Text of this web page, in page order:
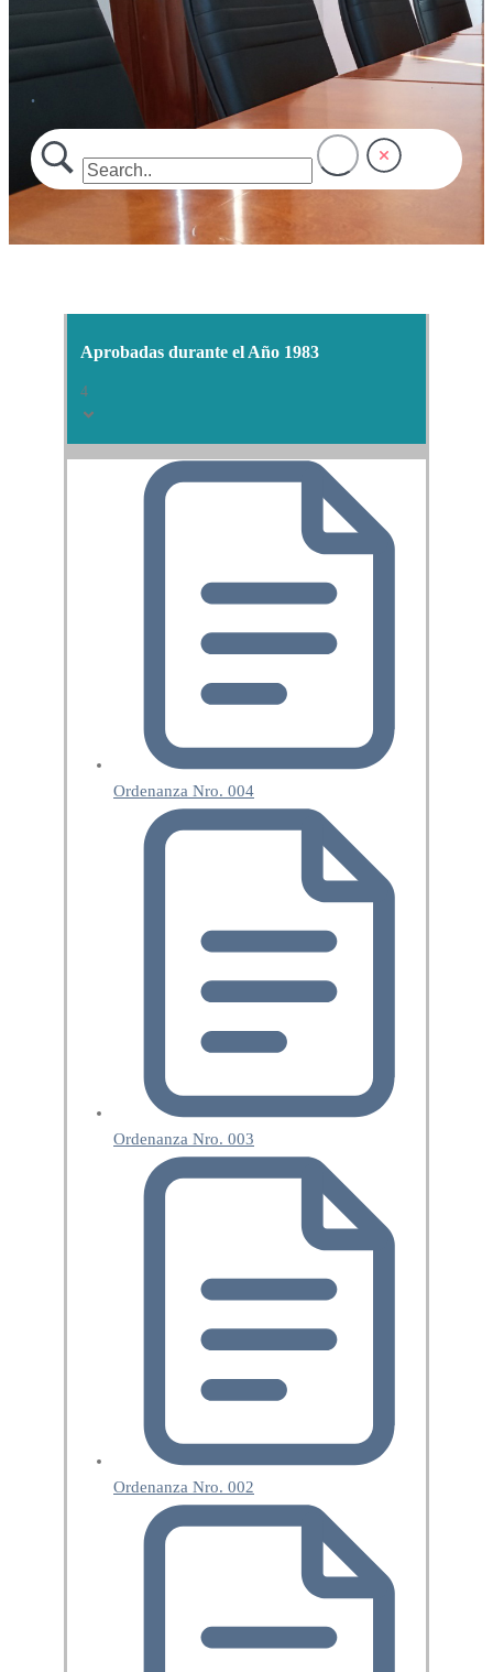
.
Aprobadas durante el Año 1983
4
Ordenanza Nro. 004
Ordenanza Nro. 003
Ordenanza Nro. 002